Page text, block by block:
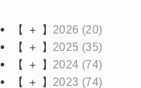
【 ＋ 】 2026 (20)
【 ＋ 】 2025 (35)
【 ＋ 】 2024 (74)
【 ＋ 】 2023 (74)